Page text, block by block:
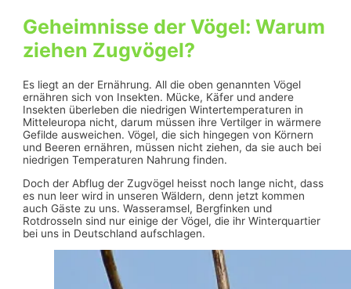
Geheimnisse der Vögel: Warum
ziehen Zugvögel?
Es liegt an der Ernährung. All die oben genannten Vögel
ernähren sich von Insekten. Mücke, Käfer und andere
Insekten überleben die niedrigen Wintertemperaturen in
Mitteleuropa nicht, darum müssen ihre Vertilger in wärmere
Gefilde ausweichen. Vögel, die sich hingegen von Körnern
und Beeren ernähren, müssen nicht ziehen, da sie auch bei
niedrigen Temperaturen Nahrung finden.
Doch der Abflug der Zugvögel heisst noch lange nicht, dass
es nun leer wird in unseren Wäldern, denn jetzt kommen
auch Gäste zu uns. Wasseramsel, Bergfinken und
Rotdrosseln sind nur einige der Vögel, die ihr Winterquartier
bei uns in Deutschland aufschlagen.